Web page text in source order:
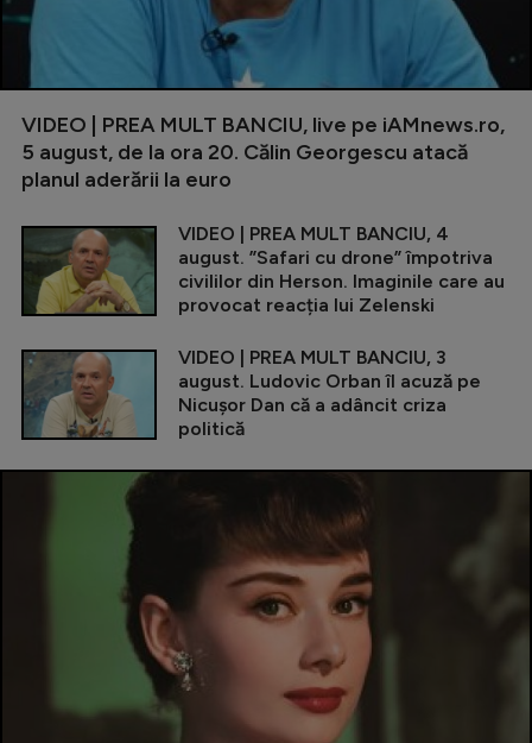
VIDEO | PREA MULT BANCIU, live pe iAMnews.ro,
5 august, de la ora 20. Călin Georgescu atacă
planul aderării la euro
VIDEO | PREA MULT BANCIU, 4
august. ”Safari cu drone” împotriva
civililor din Herson. Imaginile care au
provocat reacția lui Zelenski
VIDEO | PREA MULT BANCIU, 3
august. Ludovic Orban îl acuză pe
Nicușor Dan că a adâncit criza
politică